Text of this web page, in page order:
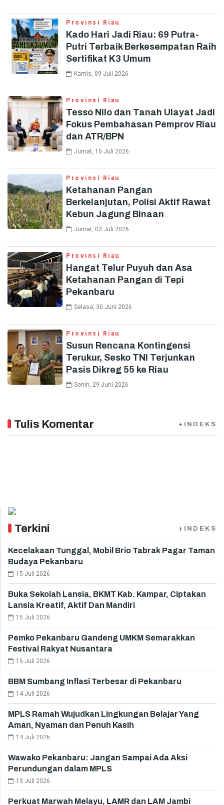
Provinsi Riau
Kado Hari Jadi Riau: 69 Putra-
Putri Terbaik Berkesempatan Raih
Sertifikat K3 Umum
Kamis, 09 Juli 2026
Provinsi Riau
Tesso Nilo dan Tanah Ulayat Jadi
Fokus Pembahasan Pemprov Riau
dan ATR/BPN
Jumat, 10 Juli 2026
Provinsi Riau
Ketahanan Pangan
Berkelanjutan, Polisi Aktif Rawat
Kebun Jagung Binaan
Jumat, 03 Juli 2026
Provinsi Riau
Hangat Telur Puyuh dan Asa
Ketahanan Pangan di Tepi
Pekanbaru
Selasa, 30 Juni 2026
Provinsi Riau
Susun Rencana Kontingensi
Terukur, Sesko TNI Terjunkan
Pasis Dikreg 55 ke Riau
Senin, 29 Juni 2026
Tulis Komentar +INDEKS
Terkini +INDEKS
Kecelakaan Tunggal, Mobil Brio Tabrak Pagar Taman
Budaya Pekanbaru
15 Juli 2026
Buka Sekolah Lansia, BKMT Kab. Kampar, Ciptakan
Lansia Kreatif, Aktif Dan Mandiri
15 Juli 2026
Pemko Pekanbaru Gandeng UMKM Semarakkan
Festival Rakyat Nusantara
15 Juli 2026
BBM Sumbang Inflasi Terbesar di Pekanbaru
14 Juli 2026
MPLS Ramah Wujudkan Lingkungan Belajar Yang
Aman, Nyaman dan Penuh Kasih
14 Juli 2026
Wawako Pekanbaru: Jangan Sampai Ada Aksi
Perundungan dalam MPLS
13 Juli 2026
Perkuat Marwah Melayu, LAMR dan LAM Jambi